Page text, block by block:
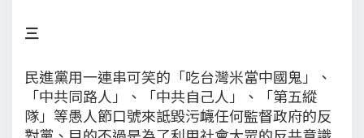
三
民進黨用一連串可笑的「吃台灣米當中國鬼」、
「中共同路人」、「中共自己人」、「第五縱
隊」等愚人節口號來詆毀污衊任何監督政府的反